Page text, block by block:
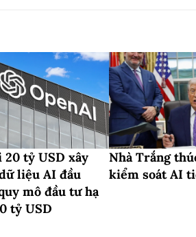
20 tỷ USD xây
liệu AI đầu
mô đầu tư hạ
tỷ USD
Nhà Trắng
kiểm soát AI